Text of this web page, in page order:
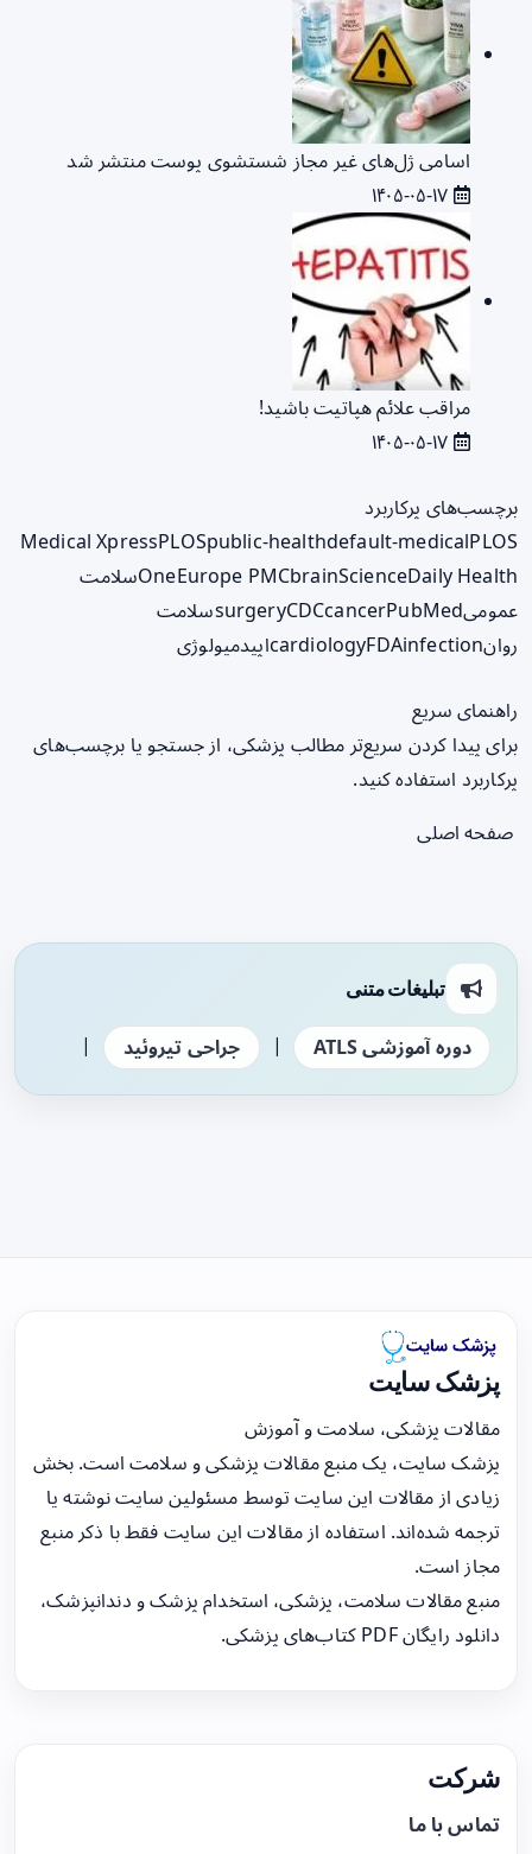
اسامی ژل‌های غیر مجاز شستشوی پوست منتشر شد
مراقب علائم هپاتیت باشید!
برچسب‌های پرکاربرد
Medical XpressPLOSpublic-healthdefault-medicalPLOS
OneEurope PMCbrainScienceDaily Health
سلامت
عمومی
surgeryCDCcancerPubMed
سلامت
روان
cardiologyFDAinfection اپیدمیولوژی
راهنمای سریع
برای پیدا کردن سریع‌تر مطالب پزشکی، از جستجو یا برچسب‌های
پرکاربرد استفاده کنید.
صفحه اصلی
تبلیغات متنی
دوره آموزشی ATLS | جراحی تیروئید |
پزشک سایت
مقالات پزشکی، سلامت و آموزش
پزشک سایت، یک منبع مقالات پزشکی و سلامت است. بخش
زیادی از مقالات این سایت توسط مسئولین سایت نوشته یا
ترجمه شده‌اند. استفاده از مقالات این سایت فقط با ذکر منبع
مجاز است.
منبع مقالات سلامت، پزشکی، استخدام پزشک و دندانپزشک،
دانلود رایگان PDF کتاب‌های پزشکی.
شرکت
تماس با ما